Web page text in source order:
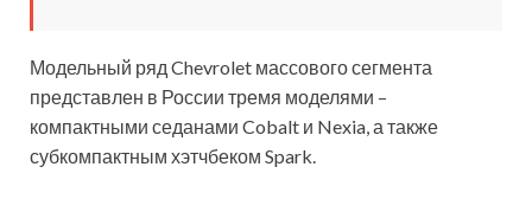
Модельный ряд Chevrolet массового сегмента
представлен в России тремя моделями –
компактными седанами Cobalt и Nexia, а также
субкомпактным хэтчбеком Spark.